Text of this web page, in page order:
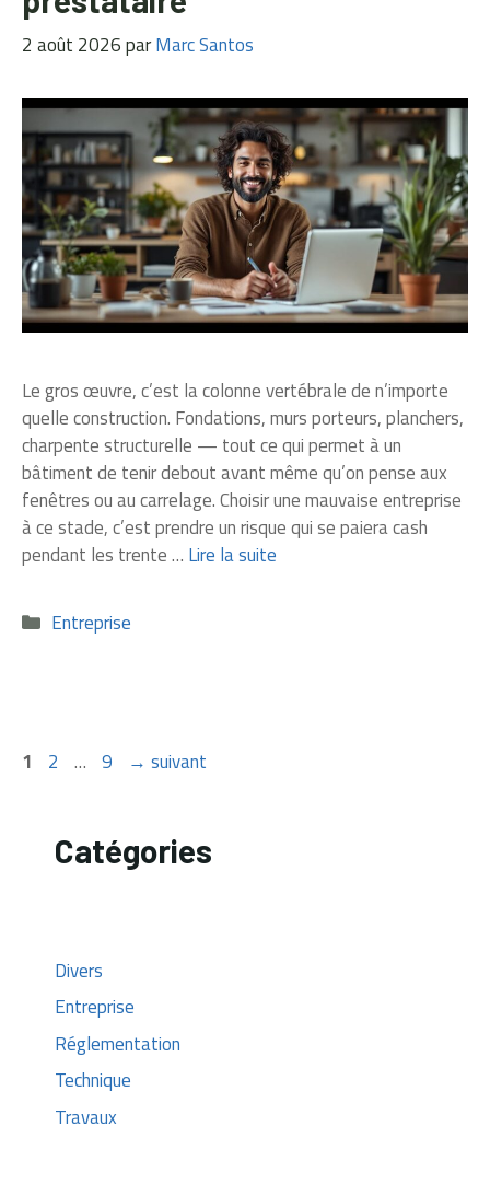
2 août 2026parMarc Santos
Le gros œuvre, c’est la colonne vertébrale de n’importe
quelle construction. Fondations, murs porteurs, planchers,
charpente structurelle — tout ce qui permet à un
bâtiment de tenir debout avant même qu’on pense aux
fenêtres ou au carrelage. Choisir une mauvaise entreprise
à ce stade, c’est prendre un risque qui se paiera cash
pendant les trente … Lire la suite
Catégories
Entreprise
Page
1 Page
2 … Page
9 → suivant
Catégories
Divers
Entreprise
Réglementation
Technique
Travaux